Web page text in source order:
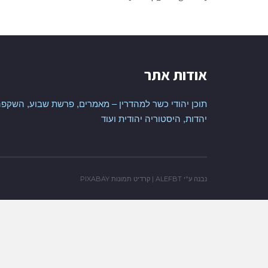
אודות אתר
תוכן יהודי כשר למהדרין – מאמרים, פרשת שבוע,
יהדות, היסטוריה יהודית ועוד
נבנה ע"י ALEFBT | קרדיט תמונות PIXABAY